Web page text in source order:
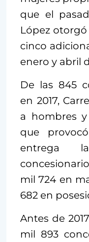
que el
López
cinco
enero y abril
De las 845
en 2017,
a hombres
que
entrega
mil 724 en
682 en
Antes de
mil 893